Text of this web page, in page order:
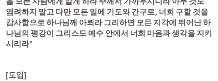
염려하지 말고 다만 모든 일에 기도와 간구로, 너희 구할 것을
감사함으로 하나님께 아뢰라 그리하면 모든 지각에 뛰어난 하
나님의 평강이 그리스도 예수 안에서 너희 마음과 생각을 지키
시리라”
[도입]